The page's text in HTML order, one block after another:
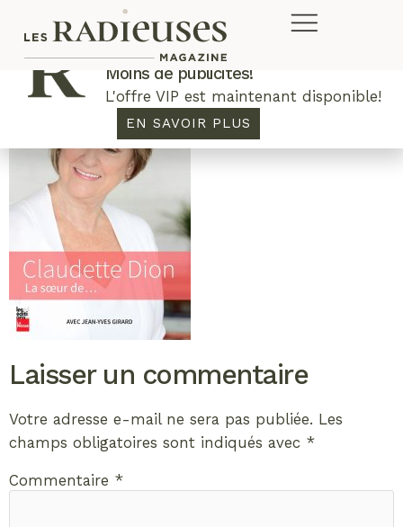
Laisser un commentaire
Votre adresse e-mail ne sera pas publiée. Les
champs obligatoires sont indiqués avec *
Commentaire *
Plus de concours. Plus de rabais.
Moins de publicités!
L'offre VIP est maintenant disponible!
EN SAVOIR PLUS